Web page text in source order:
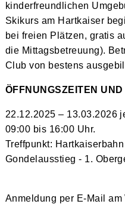
kinderfreundlichen
Skikurs am Hartkaiser
bei freien Plätzen, gratis
die Mittagsbetreuung).
Club von bestens
ÖFFNUNGSZEITEN
22.12.2025 – 13.03.2026
09:00 bis 16:00 Uhr.
Treffpunkt:
Gondelausstieg - 1.
Anmeldung per E-Mail